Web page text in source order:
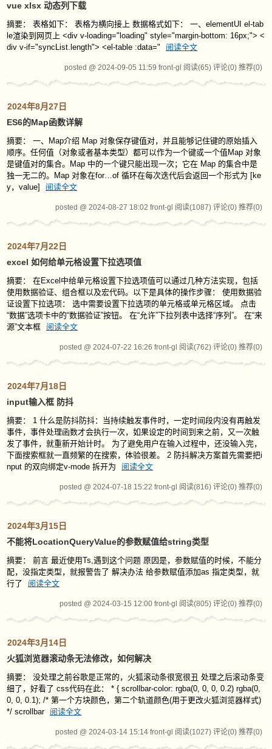
vue xlsx 动态列下载
摘要： 表格如下： 表格为横向接上 数据格式如下： 一、elementUI el-tab
le渲染到网页上 <div v-loading="loading" style="margin-bottom: 16px;"> <
div v-if="syncList.length"> <el-table :data="
阅读全文
posted @ 2024-09-05 11:59 front-gl 阅读(65) 评论(0) 推荐(0)
2024年8月27日
ES6的Map函数详解
摘要： 一、Map介绍 Map 对象保存键值对，并且能够记住键的原始插入
顺序。任何值（对象或者基本类型）都可以作为一个键或一个值Map 对象
是键值对的集合。Map 中的一个键只能出现一次；它在 Map 的集合中是
独一无二的。Map 对象在for…of 循环在每次迭代后会返回一个形式为 [ke
y，value]
阅读全文
posted @ 2024-08-27 18:02 front-gl 阅读(1087) 评论(0) 推荐(0)
2024年7月22日
excel 如何给单元格设置下拉选项值
摘要： 在Excel中给单元格设置下拉选项值可以通过几种方法实现，‌包括
使用数据验证、‌组合框以及宏代码。‌以下是具体的操作步骤：‌ 使用数据验
证设置下拉选项：‌ 选中需要设置下拉选项的单元格或单元格区域。‌ 点击
“数据”选项卡中的“数据验证”按钮。‌ 在“允许”下拉列表中选择“序列”。‌ 在“来
源”文本框
阅读全文
posted @ 2024-07-22 16:26 front-gl 阅读(762) 评论(0) 推荐(0)
2024年7月18日
input输入框 防抖
摘要： 1 什么是防抖防抖：当持续触发事件时，一定时间段内没有再触发
事件，事件处理函数才会执行一次，如果设定的时间到来之前，又一次触
发了事件，就重新开始计时。 为了避免用户在输入过程中，还没输入完，
下面搜索框就一直频繁的在搜索，体验很差。 2 防抖解决方案首先需要把i
nput 的双向绑定v-mode 拆开为
阅读全文
posted @ 2024-07-18 15:22 front-gl 阅读(816) 评论(0) 推荐(0)
2024年3月15日
不能将LocationQueryValue的参数赋值给string类型
摘要： 前言 最近使用Ts,遇到这个问题 原因是，参数赋值的时候，不能分
配，没指定类型，就报警告了 解决办法 给参数赋值添加as 指定类型，就
行了
阅读全文
posted @ 2024-03-15 12:00 front-gl 阅读(805) 评论(0) 推荐(0)
2024年3月14日
火狐浏览器滚动条无法修改，如何解决
摘要： 没处理之前谷歌是正常的，火狐滚动条很宽很丑 处理之后滚动条变
细了，好看了 css代码在此： * { scrollbar-color: rgba(0, 0, 0, 0.2) rgba(0,
0, 0, 0.1); /* 第一个方块颜色，第二个轨道颜色(用于更改火狐浏览器样式)
*/ scrollbar 阅读全文
posted @ 2024-03-14 15:14 front-gl 阅读(1027) 评论(0) 推荐(0)